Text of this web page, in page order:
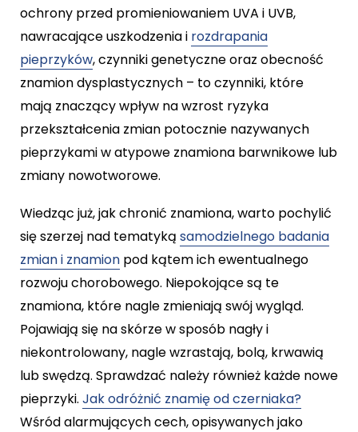
ochrony przed promieniowaniem UVA i UVB,
nawracające uszkodzenia i rozdrapania
pieprzyków, czynniki genetyczne oraz obecność
znamion dysplastycznych – to czynniki, które
mają znaczący wpływ na wzrost ryzyka
przekształcenia zmian potocznie nazywanych
pieprzykami w atypowe znamiona barwnikowe lub
zmiany nowotworowe.
Wiedząc już, jak chronić znamiona, warto pochylić
się szerzej nad tematyką samodzielnego badania
zmian i znamion pod kątem ich ewentualnego
rozwoju chorobowego. Niepokojące są te
znamiona, które nagle zmieniają swój wygląd.
Pojawiają się na skórze w sposób nagły i
niekontrolowany, nagle wzrastają, bolą, krwawią
lub swędzą. Sprawdzać należy również każde nowe
pieprzyki. Jak odróżnić znamię od czerniaka?
Wśród alarmujących cech, opisywanych jako